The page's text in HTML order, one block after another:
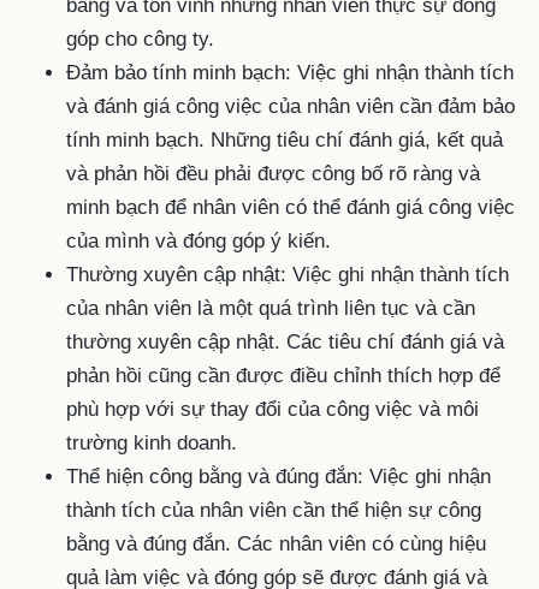
bằng và tôn vinh những nhân viên thực sự đóng
góp cho công ty.
Đảm bảo tính minh bạch: Việc ghi nhận thành tích
và đánh giá công việc của nhân viên cần đảm bảo
tính minh bạch. Những tiêu chí đánh giá, kết quả
và phản hồi đều phải được công bố rõ ràng và
minh bạch để nhân viên có thể đánh giá công việc
của mình và đóng góp ý kiến.
Thường xuyên cập nhật: Việc ghi nhận thành tích
của nhân viên là một quá trình liên tục và cần
thường xuyên cập nhật. Các tiêu chí đánh giá và
phản hồi cũng cần được điều chỉnh thích hợp để
phù hợp với sự thay đổi của công việc và môi
trường kinh doanh.
Thể hiện công bằng và đúng đắn: Việc ghi nhận
thành tích của nhân viên cần thể hiện sự công
bằng và đúng đắn. Các nhân viên có cùng hiệu
quả làm việc và đóng góp sẽ được đánh giá và